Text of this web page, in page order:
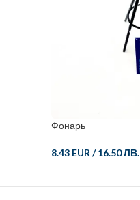
Фонарь
8.43 EUR/16.50 ЛВ.